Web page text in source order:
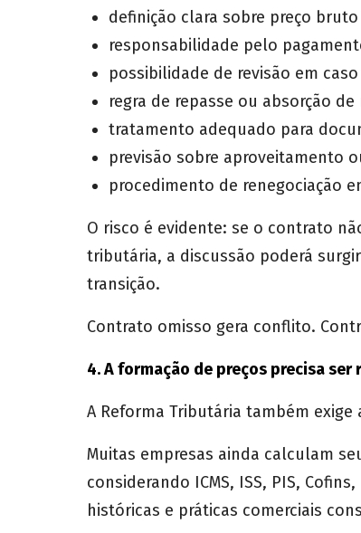
definição clara sobre preço
responsabilidade pelo
possibilidade de revisão em
regra de repasse ou absorção
tratamento adequado para
previsão sobre aproveitamento
procedimento de renegociação
O risco é evidente: se o contrato
tributária, a discussão poderá
transição.
Contrato omisso gera conflito.
4. A formação de preços precisa ser
A Reforma Tributária também
Muitas empresas ainda calculam
considerando ICMS, ISS, PIS,
históricas e práticas comerciais